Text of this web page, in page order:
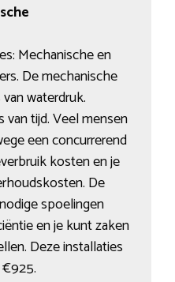
Mechanische en
De mechanische
waterdruk.
van tijd. Veel mensen
een concurrerend
kosten en je
De
spoelingen
en je kunt zaken
Deze installaties